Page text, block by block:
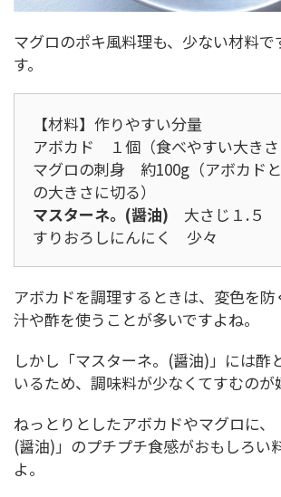
マグロのポキ風料理も、少ない材料で
す。
【材料】作りやすい分量
アボカド １個（食べやすい大きさ
マグロの刺身 約100g（アボカド
の大きさに切る）
マスターネ。(醤油) 大さじ１.５
すりおろしにんにく 少々
アボカドを調理するときは、変色を
汁や酢を使うことが多いですよね。
しかし「マスターネ。(醤油)」には酢
いるため、調味料が少なくてすむのが
ねっとりとしたアボカドやマグロに、
(醤油)」のプチプチ食感がおもしろい
よ。